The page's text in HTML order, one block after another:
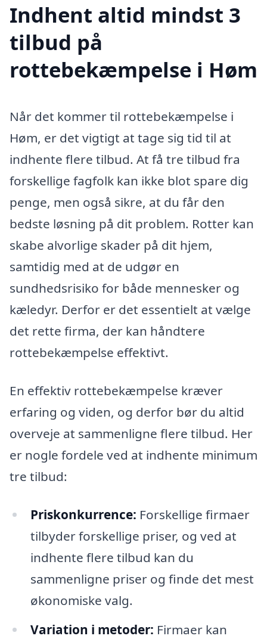
Indhent altid mindst 3
tilbud på
rottebekæmpelse i Høm
Når det kommer til rottebekæmpelse i
Høm, er det vigtigt at tage sig tid til at
indhente flere tilbud. At få tre tilbud fra
forskellige fagfolk kan ikke blot spare dig
penge, men også sikre, at du får den
bedste løsning på dit problem. Rotter kan
skabe alvorlige skader på dit hjem,
samtidig med at de udgør en
sundhedsrisiko for både mennesker og
kæledyr. Derfor er det essentielt at vælge
det rette firma, der kan håndtere
rottebekæmpelse effektivt.
En effektiv rottebekæmpelse kræver
erfaring og viden, og derfor bør du altid
overveje at sammenligne flere tilbud. Her
er nogle fordele ved at indhente minimum
tre tilbud:
Priskonkurrence: Forskellige firmaer
tilbyder forskellige priser, og ved at
indhente flere tilbud kan du
sammenligne priser og finde det mest
økonomiske valg.
Variation i metoder: Firmaer kan